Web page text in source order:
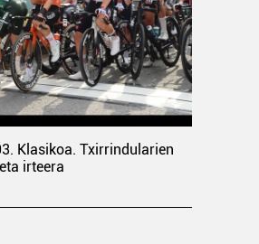
Klasikoa. Txirrindularien
irteera